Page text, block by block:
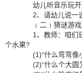
幼儿听音乐玩开
2、请幼儿说一说
﹙二﹚猜谜游戏
1、教师：咱们玩
个水果?
(1)“什么弯弯像
(2)“什么个大圆